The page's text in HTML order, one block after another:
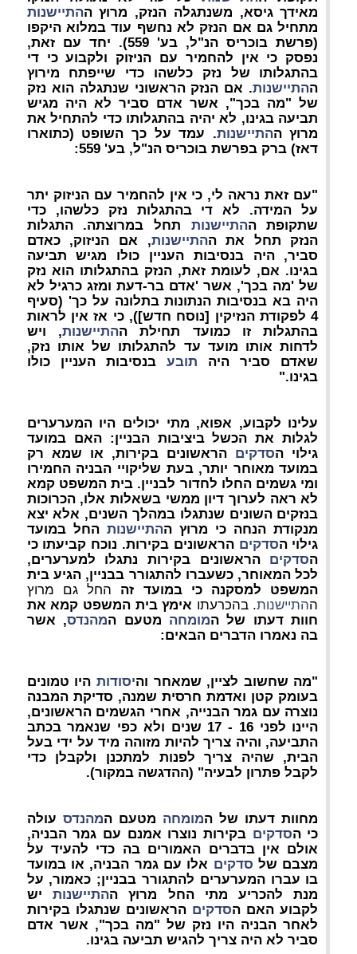
מאידך גיסא, משנתגלה הנזק, מרוץ ההתיישנות
מתחיל גם אם הנזק לא נחשף עוד במלוא היקפו
(פרשת בוכריס הנ"ל, בע' 559). יחד עם זאת,
נפסק כי אין להחמיר עם הניזוק ולקבוע כי די
בהתגלותו של נזק כלשהו כדי שייפתח מירוץ
ההתיישנות. אם הנזק הראשוני שנתגלה הוא נזק
של "מה בכך", אשר אדם סביר לא היה מגיש
תביעה בגינו, לא יהיה בהתגלותו כדי להתחיל את
מרוץ ההתיישנות. עמד על כך השופט (כתוארו
דאז) ברק בפרשת בוכריס הנ"ל, בע' 559:
"עם זאת נראה לי, כי אין להחמיר עם הניזוק יתר
על המידה. לא די בהתגלות נזק כלשהו, כדי
שתקופת ההתיישנות תחל במרוצתה. התגלות
הנזק תחל את ההתיישנות, אם הניזוק, כאדם
סביר, היה בנסיבות העניין כולו מגיש תביעה
בגינו. אם, לעומת זאת, הנזק בהתגלותו הוא נזק
של 'מה בכך', אשר 'אדם בר-דעת ומזג כרגיל לא
היה בא בנסיבות הנתונות בתלונה על כך' (סעיף
4 לפקודת הנזיקין [נוסח חדש]), כי אז אין לראות
בהתגלות זו כמועד תחילת ההתיישנות, ויש
לדחות אותו מועד עד להתגלותו של אותו נזק,
שאדם סביר היה תובע בנסיבות העניין כולו
בגינו."
עלינו לקבוע, אפוא, מתי יכולים היו המערערים
לגלות את הכשל ביציבות הבניין: האם במועד
גילוי הסדקים הראשונים בקירות, או שמא רק
במועד מאוחר יותר, בעת שליקויי הבניה החמירו
ומי גשמים החלו לחדור לבניין. בית המשפט קמא
לא ראה לערוך דיון ממשי בשאלות אלו, הכרוכות
בנזקים השונים שנתגלו במהלך השנים, אלא יצא
מנקודת הנחה כי מרוץ ההתיישנות החל במועד
גילוי הסדקים הראשונים בקירות. נוכח קביעתו כי
הסדקים הראשונים בקירות נתגלו למערערים,
לכל המאוחר, כשעברו להתגורר בבניין, הגיע בית
המשפט למסקנה כי במועד זה החל גם מרוץ
ההתיישנות. בהכרעתו אימץ בית המשפט קמא את
חוות דעתו של המומחה מטעם המהנדס, אשר
בה נאמרו הדברים הבאים:
"מה שחשוב לציין, שמאחר והיסודות היו טמונים
בעומק קטן ואדמת חרסית שמנה, סדיקת המבנה
נוצרה עם גמר הבנייה, אחרי הגשמים הראשונים,
היינו לפני 16 - 17 שנים ולא כפי שנאמר בכתב
התביעה, והיה צריך להיות מזוהה מיד על ידי בעל
הבית, שהיה צריך לפנות למתכנן ולקבלן כדי
לקבל פתרון לבעיה" (ההדגשה במקור).
מחוות דעתו של המומחה מטעם המהנדס עולה
כי הסדקים בקירות נוצרו אמנם עם גמר הבניה,
אולם אין בדברים האמורים בה כדי להעיד על
מצבם של סדקים אלו עם גמר הבניה, או במועד
בו עברו המערערים להתגורר בבניין; כאמור, על
מנת להכריע מתי החל מרוץ ההתיישנות יש
לקבוע האם הסדקים הראשונים שנתגלו בקירות
לאחר הבניה היו נזק של "מה בכך", אשר אדם
סביר לא היה צריך להגיש תביעה בגינו.